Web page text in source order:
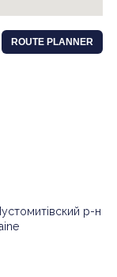
ROUTE PLANNER
р-н